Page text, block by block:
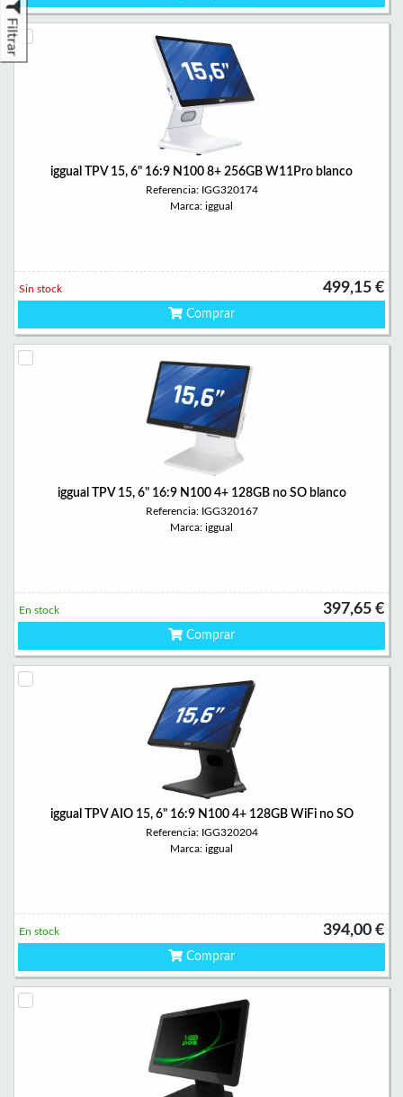
Filtrar
iggual TPV 15, 6" 16:9 N100 8+ 256GB W11Pro blanco
Referencia: IGG320174
Marca: iggual
499,15 €
Sin stock
Comprar
iggual TPV 15, 6" 16:9 N100 4+ 128GB no SO blanco
Referencia: IGG320167
Marca: iggual
397,65 €
En stock
Comprar
iggual TPV AIO 15, 6" 16:9 N100 4+ 128GB WiFi no SO
Referencia: IGG320204
Marca: iggual
394,00 €
En stock
Comprar